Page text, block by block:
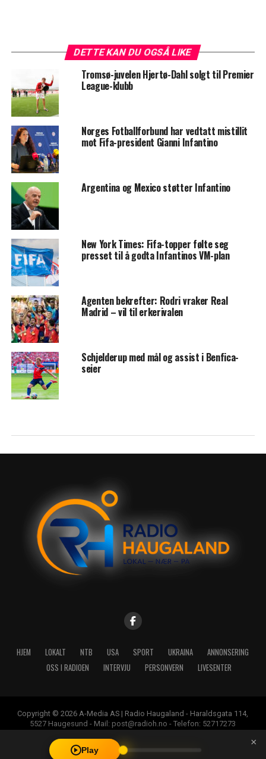
DETTE KAN DU OGSÅ LIKE
Tromsø-juvelen Hjertø-Dahl solgt til Premier
League-klubb
Norges Fotballforbund har vedtatt mistillit
mot Fifa-president Gianni Infantino
Argentina og Mexico støtter Infantino
New York Times: Fifa-topper følte seg
presset til å godta Infantinos VM-plan
Agenten bekrefter: Rodri vraker Real
Madrid – vil til erkerivalen
Schjelderup med mål og assist i Benfica-
seier
HJEM LOKALT NTB USA SPORT UKRAINA
ANNONSERING
OSS I RADIOEN
INTERVJU PERSONVERN LIVESENTER
Copyright © 2026 A-Media AS | Radio Haugaland - Haraldsgata 114,
5527 Haugesund - Mail: post@radioh.no - Telefon: 52717273
Play
×